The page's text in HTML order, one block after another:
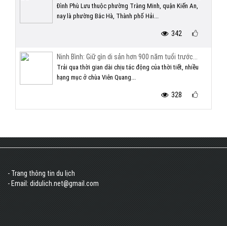
Đình Phù Lưu thuộc phường Tràng Minh, quận Kiến An,
nay là phường Bắc Hà, Thành phố Hải...
342
Ninh Bình: Giữ gìn di sản hơn 900 năm tuổi trước...
Trải qua thời gian dài chịu tác động của thời tiết, nhiều
hạng mục ở chùa Viên Quang...
328
- Trang thông tin du lịch
- Email: didulich.net@gmail.com